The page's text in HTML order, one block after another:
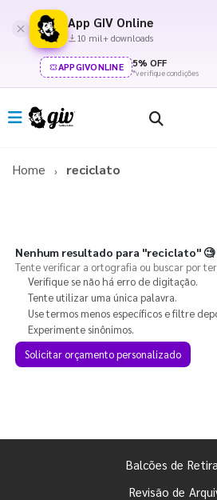
App GIV Online
10 mil+ downloads
APPGIVONLINE 5% OFF
*verifique condições
Home reciclato
Nenhum resultado para "reciclato"🧐
Tente verificar a ortografia ou buscar por
Verifique se não há erro de digitação.
Tente utilizar uma única palavra.
Use termos menos específicos e filtre
Experimente sinônimos.
Solicitar orçamento personalizado
Balcões de
Revisão de